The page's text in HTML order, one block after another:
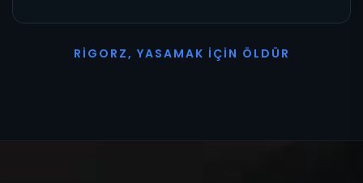
R I G O R Z, YASAMAK İ ÇI N Ö L D Ü R